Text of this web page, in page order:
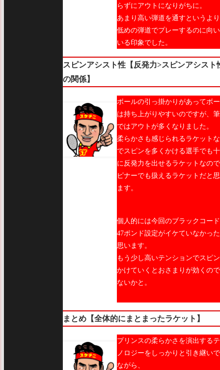
らずにアウトになりがちに。
あまり高い弾道を通すというよ
低めの弾道でプレーするのに向
いる印象でした。
スピンアシスト性【反発力>スピンアシスト
の関係】
ボールの引っ掛かりがあってボ
は持ち上がりやすいのですが、
ではアウトが多くなりました。
柔らかさも感じられるラケット
でスピンを多くかける選手でも
に反発力を出せるラケットなの
ピナーでも扱えるラケットだと
ます。
個人的には今回のブラックコー
47ポンド設定がイケていなかっ
思います。
もう少し高いテンションでスピ
かけていくとおさまりが効くの
ないかと。
まとめ【全体的にまとまったラケット】
プリンスの柔らかさを演出する
ノロジーをしっかりと引き継い
ながら、